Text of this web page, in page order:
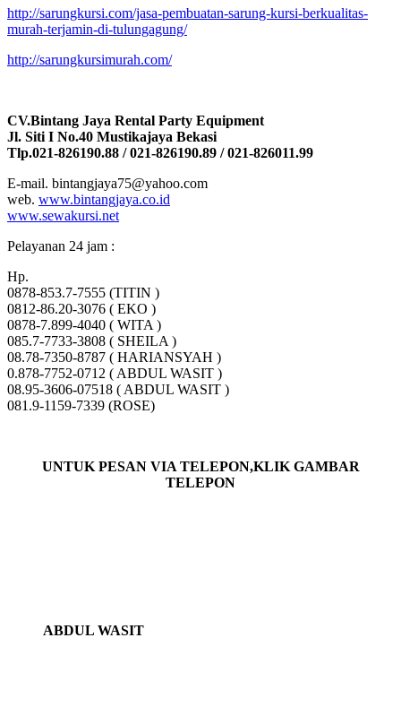
http://sarungkursi.com/jasa-pembuatan-sarung-kursi-berkualitas-
murah-terjamin-di-tulungagung/
http://sarungkursimurah.com/
CV.Bintang Jaya Rental Party Equipment
Jl. Siti I No.40 Mustikajaya Bekasi
Tlp.021-826190.88 / 021-826190.89 / 021-826011.99
E-mail. bintangjaya75@yahoo.com
web. www.bintangjaya.co.id
www.sewakursi.net
Pelayanan 24 jam :
Hp.
0878-853.7-7555 (TITIN )
0812-86.20-3076 ( EKO )
0878-7.899-4040 ( WITA )
085.7-7733-3808 ( SHEILA )
08.78-7350-8787 ( HARIANSYAH )
0.878-7752-0712 ( ABDUL WASIT )
08.95-3606-07518 ( ABDUL WASIT )
081.9-1159-7339 (ROSE)
UNTUK PESAN VIA TELEPON,KLIK GAMBAR
TELEPON
ABDUL WASIT